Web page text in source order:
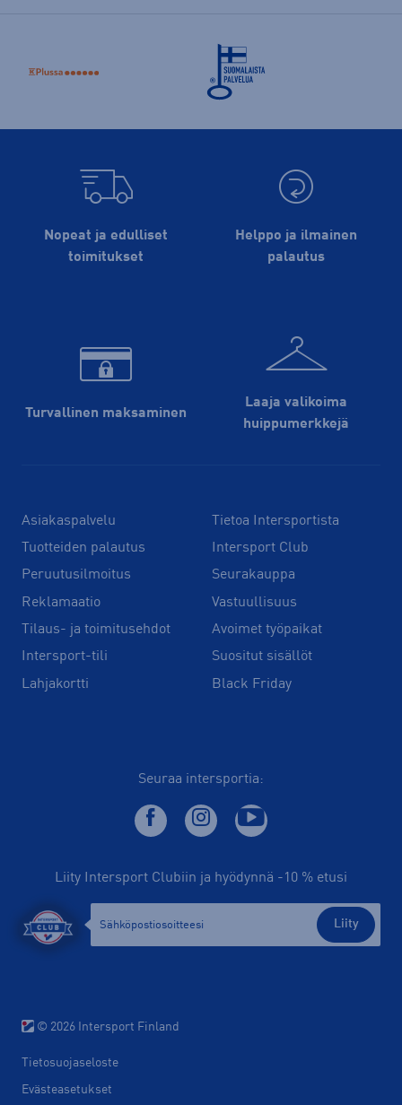
Nopeat ja edulliset
toimitukset
Helppo ja ilmainen
palautus
Turvallinen maksaminen
Laaja valikoima
huippu­merkkejä
Asiakaspalvelu
Tuotteiden palautus
Peruutusilmoitus
Reklamaatio
Tilaus- ja toimitusehdot
Intersport-tili
Lahjakortti
Tietoa Intersportista
Intersport Club
Seurakauppa
Vastuullisuus
Avoimet työpaikat
Suositut sisällöt
Black Friday
Seuraa intersportia:
Liity Intersport Clubiin ja hyödynnä -10 % etusi
Liity
© 2026 Intersport Finland
Tietosuojaseloste
Evästeasetukset